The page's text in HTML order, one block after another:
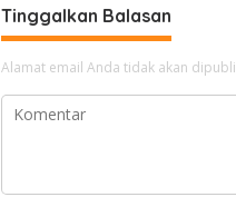
g
a
s
i
Tinggalkan Balasan
Alamat email Anda tidak akan